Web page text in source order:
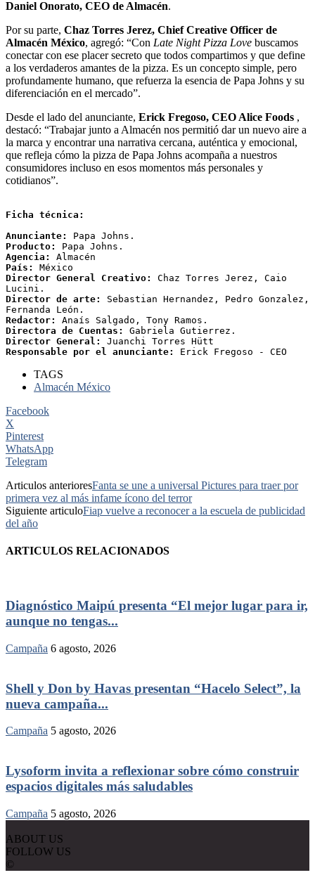
Daniel Onorato, CEO de Almacén.
Por su parte, Chaz Torres Jerez, Chief Creative Officer de
Almacén México, agregó: “Con Late Night Pizza Love buscamos
conectar con ese placer secreto que todos compartimos y que define
a los verdaderos amantes de la pizza. Es un concepto simple, pero
profundamente humano, que refuerza la esencia de Papa Johns y su
diferenciación en el mercado”.
Desde el lado del anunciante, Erick Fregoso, CEO Alice Foods ,
destacó: “Trabajar junto a Almacén nos permitió dar un nuevo aire a
la marca y encontrar una narrativa cercana, auténtica y emocional,
que refleja cómo la pizza de Papa Johns acompaña a nuestros
consumidores incluso en esos momentos más personales y
cotidianos”.
Ficha técnica:
Anunciante:
Papa Johns.
Producto:
Papa Johns.
Agencia: Almacén
País: México
Director General Creativo: Chaz Torres Jerez, Caio
Lucini.
Director de arte: Sebastian Hernandez, Pedro Gonzalez,
Fernanda León.
Redactor:
Anaís Salgado, Tony Ramos.
Directora de Cuentas:
Gabriela Gutierrez.
Director General:
Juanchi Torres Hütt
Responsable por el anunciante:
Erick Fregoso - CEO
TAGS
Almacén México
Facebook
X
Pinterest
WhatsApp
Telegram
Articulos anterioresFanta se une a universal Pictures para traer por
primera vez al más infame ícono del terror
Siguiente articuloFiap vuelve a reconocer a la escuela de publicidad
del año
ARTICULOS RELACIONADOS
Diagnóstico Maipú presenta “El mejor lugar para ir,
aunque no tengas...
Campaña 6 agosto, 2026
Shell y Don by Havas presentan “Hacelo Select”, la
nueva campaña...
Campaña 5 agosto, 2026
Lysoform invita a reflexionar sobre cómo construir
espacios digitales más saludables
Campaña 5 agosto, 2026
ABOUT US
FOLLOW US
©